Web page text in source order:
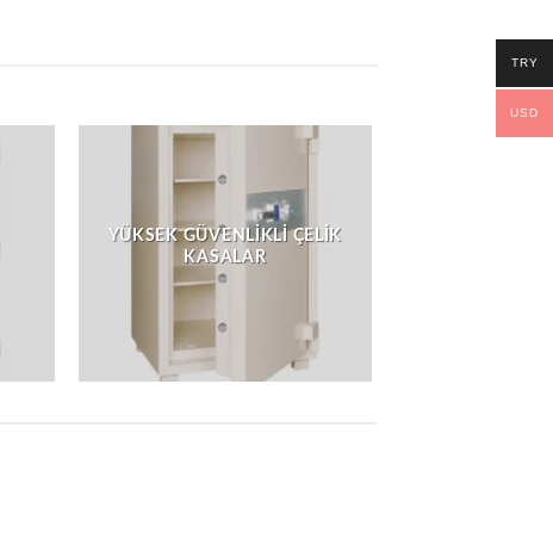
YÜKSEK GÜVENLIKLI ÇELIK
KASALAR
TRY
USD